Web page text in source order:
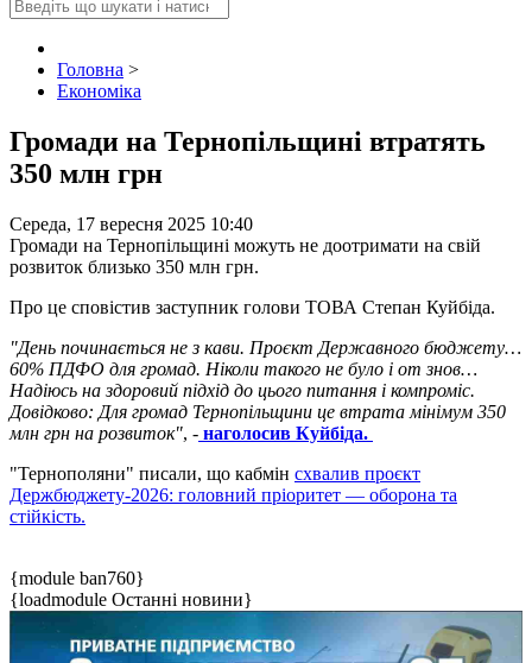
Головна >
Економіка
Громади на Тернопільщині втратять
350 млн грн
Середа, 17 вересня 2025 10:40
Громади на Тернопільщині можуть не доотримати на свій
розвиток близько 350 млн грн.
Про це сповістив заступник голови ТОВА Степан Куйбіда.
"День починається не з кави. Проєкт Державного бюджету…
60% ПДФО для громад. Ніколи такого не було і от знов…
Надіюсь на здоровий підхід до цього питання і компроміс.
Довідково: Для громад Тернопільщини це втрата мінімум 350
млн грн на розвиток", - наголосив Куйбіда.
"Тернополяни" писали, що кабмін схвалив проєкт
Держбюджету-2026: головний пріоритет — оборона та
стійкість.
{module ban760}
{loadmodule Останні новини}